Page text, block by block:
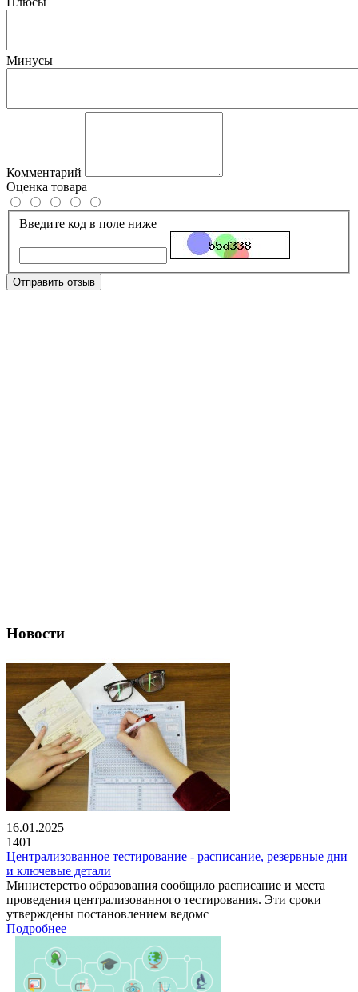
Минусы
Комментарий
Оценка товара
Введите код в поле ниже
Отправить отзыв
Новости
16.01.2025
1401
Централизованное тестирование - расписание, резервные дни
и ключевые детали
Министерство образования сообщило расписание и места
проведения централизованного тестирования. Эти сроки
утверждены постановлением ведомс
Подробнее